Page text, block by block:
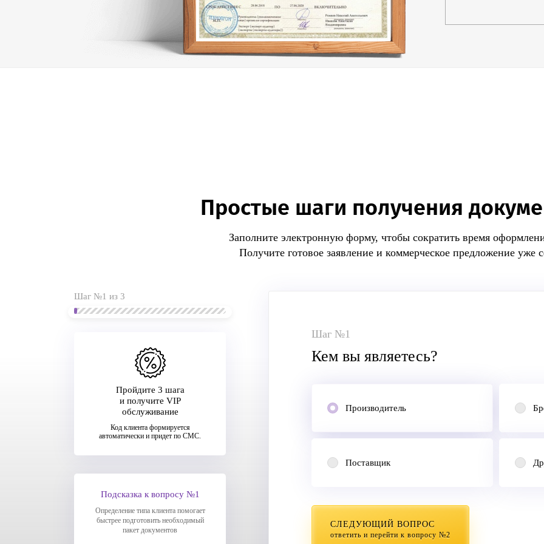
производства
сертификации
продукции.
демократичную
Простые шаги получения
Заполните электронную форму, чтобы сократить время
Получите готовое заявление и коммерческое предложение уже
Шаг №1 из 3
Пройдите 3 шага
и получите VIP
обслуживание
Код клиента формируется
автоматически и придет по СМС.
Подсказка к вопросу №1
Определение типа клиента помогает
быстрее подготовить необходимый
пакет документов
Шаг №1
Кем вы являетесь?
Производитель
Поставщик
СЛЕДУЮЩИЙ ВОПРОС
ответить и перейти к вопросу №2